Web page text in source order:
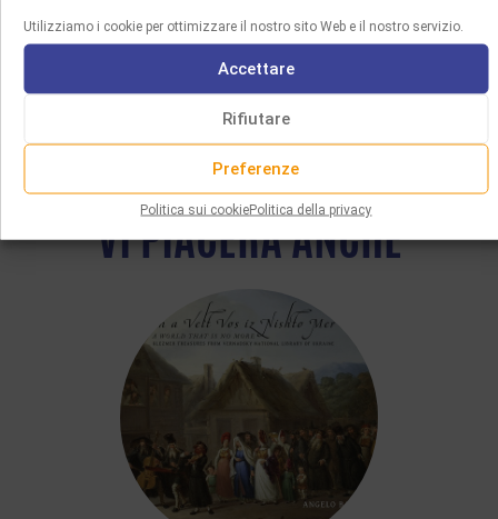
Utilizziamo i cookie per ottimizzare il nostro sito Web e il nostro servizio.
Accettare
Rifiutare
Preferenze
Politica sui cookiePolitica della privacy
VI PIACERÀ ANCHE